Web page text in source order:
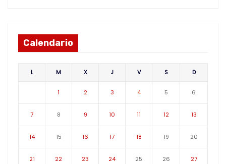
Calendario
L M X J V S D
1 2 3 4 5 6
7 8 9 10 11 12 13
14 15 16 17 18 19 20
21 22 23 24 25 26 27